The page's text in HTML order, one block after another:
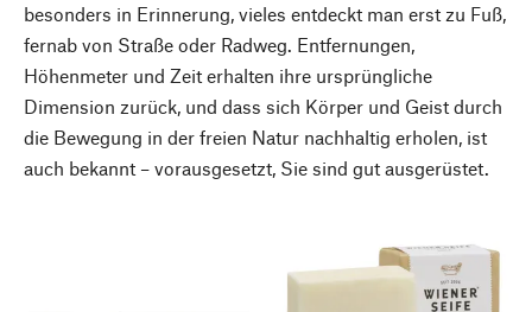
besonders in Erinnerung, vieles entdeckt man erst zu Fuß,
fernab von Straße oder Radweg. Entfernungen,
Höhenmeter und Zeit erhalten ihre ursprüngliche
Dimension zurück, und dass sich Körper und Geist durch
die Bewegung in der freien Natur nachhaltig erholen, ist
auch bekannt – vorausgesetzt, Sie sind gut ausgerüstet.